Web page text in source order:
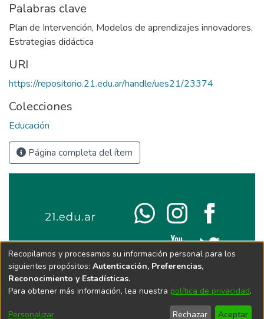
Palabras clave
Plan de Intervención, Modelos de aprendizajes innovadores,
Estrategias didáctica
URI
https://repositorio.21.edu.ar/handle/ues21/23374
Colecciones
Educación
Página completa del ítem
Recopilamos y procesamos su información personal para los
siguientes propósitos: Autenticación, Preferencias,
Reconocimiento y Estadísticas.
Para obtener más información, lea nuestra política de privacidad.
Personalizar Rechazar Aceptar